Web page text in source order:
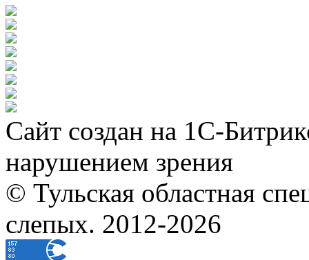
Сайт создан на 1С-
нарушением зрения
© Тульская областная
слепых. 2012-2026